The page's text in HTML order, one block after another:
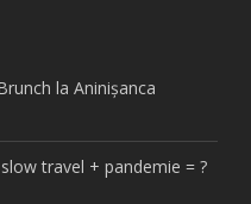
la Aninișanca
travel + pandemie = ?